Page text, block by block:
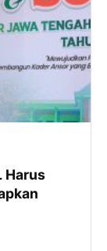
Harus